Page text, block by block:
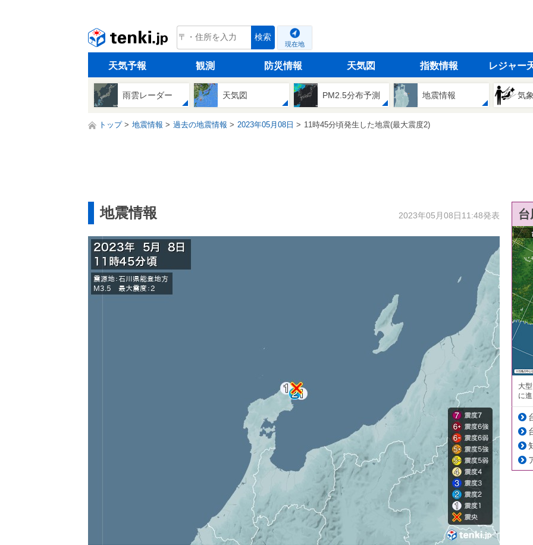
tenki.jp 検索
現在地
天気予報 観測 防災情報 天気図 指数情報 レジャー
雨雲レーダー 天気図 PM2.5分布予測 地震情報 気
トップ 地震情報 過去の地震情報 2023年05月08日 11時45分頃発生した地震(最大震度2)
地震情報 2023年05月08日11:48発表
大
に